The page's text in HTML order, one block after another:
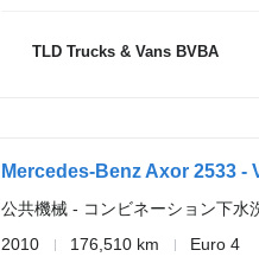
TLD Trucks & Vans BVBA
Mercedes-Benz Axor 2533 -
公共機械 - コンビネーション下水
2010
176,510 km
Euro 4